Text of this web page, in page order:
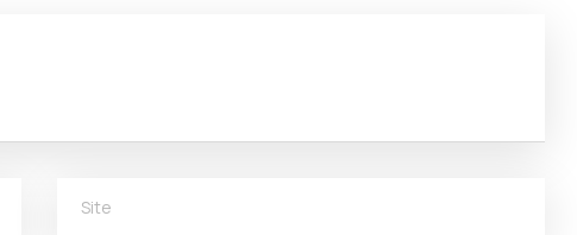
Site